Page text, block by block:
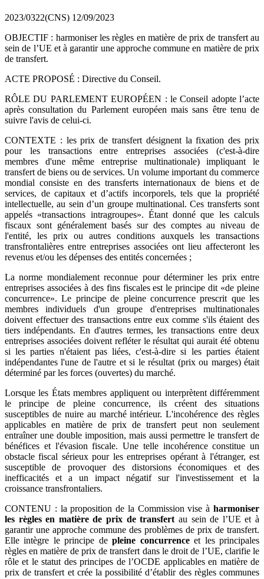
2023/0322(CNS) 12/09/2023
OBJECTIF : harmoniser les règles en matière de prix de transfert au
sein de l’UE et à garantir une approche commune en matière de prix
de transfert.
ACTE PROPOSÉ : Directive du Conseil.
RÔLE DU PARLEMENT EUROPÉEN : le Conseil adopte l’acte
après consultation du Parlement européen mais sans être tenu de
suivre l'avis de celui-ci.
CONTEXTE : les prix de transfert désignent la fixation des prix
pour les transactions entre entreprises associées (c'est-à-dire
membres d'une même entreprise multinationale) impliquant le
transfert de biens ou de services. Un volume important du commerce
mondial consiste en des transferts internationaux de biens et de
services, de capitaux et d’actifs incorporels, tels que la propriété
intellectuelle, au sein d’un groupe multinational. Ces transferts sont
appelés «transactions intragroupes». Étant donné que les calculs
fiscaux sont généralement basés sur des comptes au niveau de
l'entité, les prix ou autres conditions auxquels les transactions
transfrontalières entre entreprises associées ont lieu affecteront les
revenus et/ou les dépenses des entités concernées ;
La norme mondialement reconnue pour déterminer les prix entre
entreprises associées à des fins fiscales est le principe dit «de pleine
concurrence». Le principe de pleine concurrence prescrit que les
membres individuels d'un groupe d'entreprises multinationales
doivent effectuer des transactions entre eux comme s'ils étaient des
tiers indépendants. En d'autres termes, les transactions entre deux
entreprises associées doivent refléter le résultat qui aurait été obtenu
si les parties n'étaient pas liées, c'est-à-dire si les parties étaient
indépendantes l'une de l'autre et si le résultat (prix ou marges) était
déterminé par les forces (ouvertes) du marché.
Lorsque les États membres appliquent ou interprètent différemment
le principe de pleine concurrence, ils créent des situations
susceptibles de nuire au marché intérieur. L'incohérence des règles
applicables en matière de prix de transfert peut non seulement
entraîner une double imposition, mais aussi permettre le transfert de
bénéfices et l'évasion fiscale. Une telle incohérence constitue un
obstacle fiscal sérieux pour les entreprises opérant à l'étranger, est
susceptible de provoquer des distorsions économiques et des
inefficacités et a un impact négatif sur l'investissement et la
croissance transfrontaliers.
CONTENU : la proposition de la Commission vise à harmoniser
les règles en matière de prix de transfert au sein de l’UE et à
garantir une approche commune des problèmes de prix de transfert.
Elle intègre le principe depleine concurrenceet les principales
règles en matière de prix de transfert dans le droit de l’UE, clarifie le
rôle et le statut des principes de l’OCDE applicables en matière de
prix de transfert et crée la possibilité d’établir des règles communes